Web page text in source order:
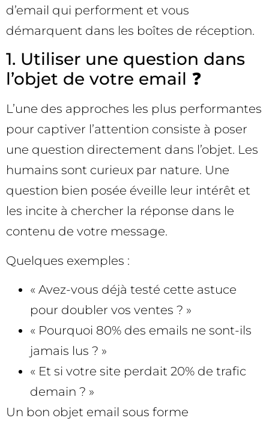
d’email qui performent et vous
démarquent dans les boîtes de réception.
1. Utiliser une question dans
l’objet de votre email ❓
L’une des approches les plus performantes
pour captiver l’attention consiste à poser
une question directement dans l’objet. Les
humains sont curieux par nature. Une
question bien posée éveille leur intérêt et
les incite à chercher la réponse dans le
contenu de votre message.
Quelques exemples :
« Avez-vous déjà testé cette astuce
pour doubler vos ventes ? »
« Pourquoi 80% des emails ne sont-ils
jamais lus ? »
« Et si votre site perdait 20% de trafic
demain ? »
Un bon objet email sous forme